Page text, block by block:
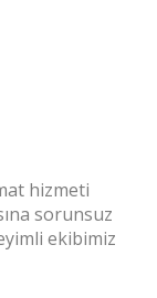
hizmeti
sorunsuz
ekibimiz